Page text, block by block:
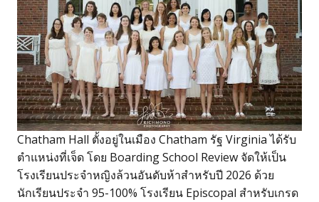
Chatham Hall ตั้งอยู่ในเมือง Chatham รัฐ Virginia ได้รับ
ตำแหน่งที่เจ็ด โดย Boarding School Review จัดให้เป็น
โรงเรียนประจำหญิงล้วนอันดับห้าสำหรับปี 2026 ด้วย
นักเรียนประจำ 95-100% โรงเรียน Episcopal สำหรับเกรด